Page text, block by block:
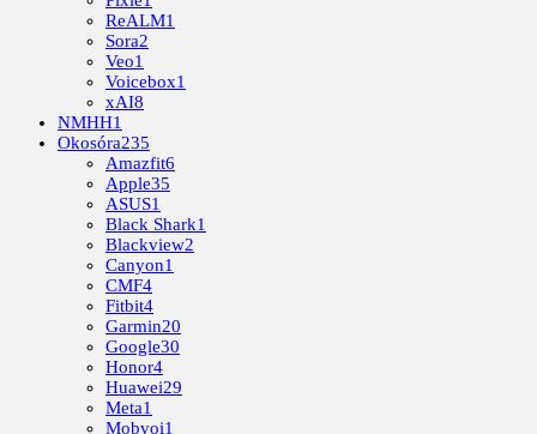
ReALM1
Sora2
Veo1
Voicebox1
xAI8
NMHH1
Okosóra235
Amazfit6
Apple35
ASUS1
Black Shark1
Blackview2
Canyon1
CMF4
Fitbit4
Garmin20
Google30
Honor4
Huawei29
Meta1
Mobvoi1